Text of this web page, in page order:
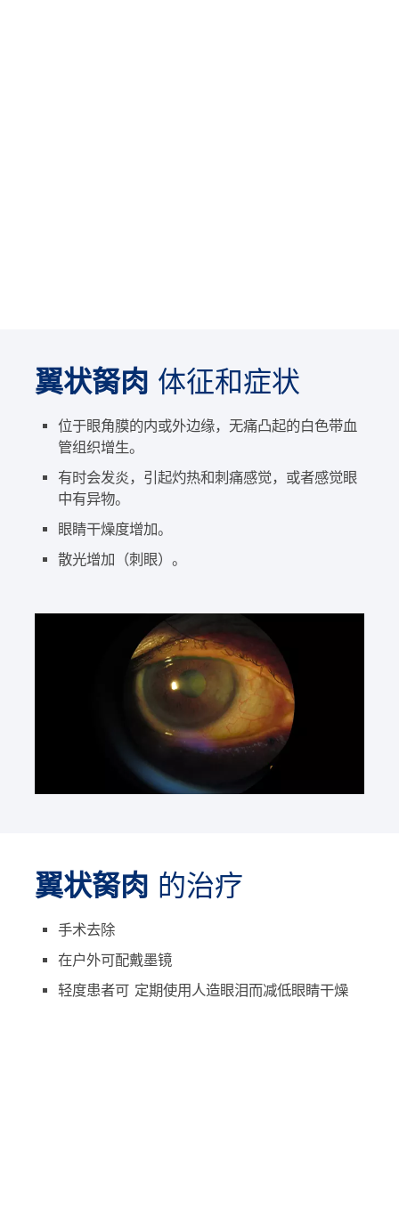
翼状胬肉 体征和症状
位于眼角膜的内或外边缘，无痛凸起的白色带血
管组织增生。
有时会发炎，引起灼热和刺痛感觉，或者感觉眼
中有异物。
眼睛干燥度增加。
散光增加（刺眼）。
翼状胬肉 的治疗
手术去除
在户外可配戴墨镜
轻度患者可 定期使用人造眼泪而减低眼睛干燥